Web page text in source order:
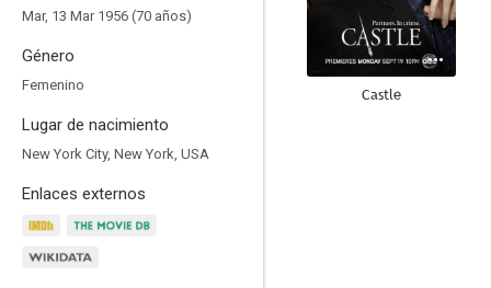
Mar, 13 Mar 1956 (70 años)
Género
Femenino
Lugar de nacimiento
New York City, New York, USA
Enlaces externos
Castle